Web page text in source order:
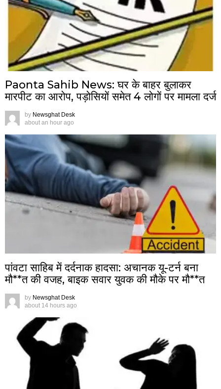
Paonta Sahib News: घर के बाहर बुलाकर
मारपीट का आरोप, पड़ोसियों समेत 4 लोगों पर मामला दर्ज
by Newsghat Desk
about an hour ago
पांवटा साहिब में दर्दनाक हादसा: अचानक यू-टर्न बना
मौ**त की वजह, बाइक सवार युवक की मौके पर मौ**त
by Newsghat Desk
about 14 hours ago